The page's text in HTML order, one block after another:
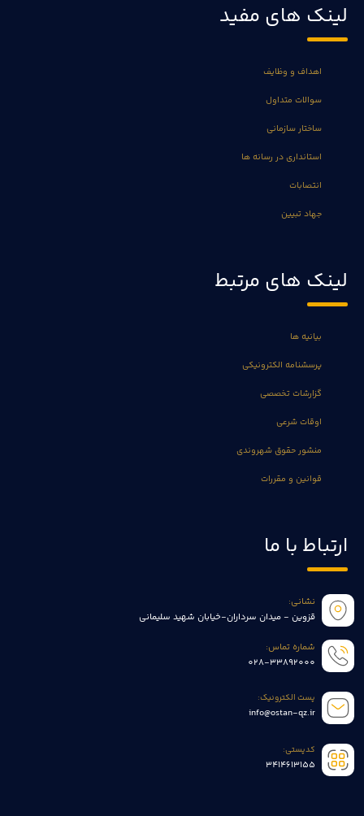
لینک های مفید
اهداف و وظایف
سوالات متداول
ساختار سازمانی
استانداری در رسانه ها
انتصابات
جهاد تبیین
لینک های مرتبط
بیانیه ها
پرسشنامه الکترونیکی
گزارشات تخصصی
اوقات شرعی
منشور حقوق شهروندی
قوانین و مقررات
ارتباط با ما
نشانی:
قزوین - میدان سرداران-خیابان شهید سلیمانی
شماره تماس:
028-33892000
پست الکترونیک:
info@ostan-qz.ir
کدپستی:
3414613155